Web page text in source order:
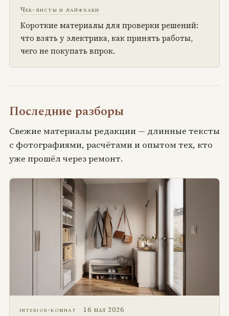
Чек-листы и лайфхаки
Короткие материалы для проверки решений:
что взять у электрика, как принять работы,
чего не покупать впрок.
Последние разборы
Свежие материалы редакции — длинные тексты
с фотографиями, расчётами и опытом тех, кто
уже прошёл через ремонт.
interior-komnat · 16 мая 2026